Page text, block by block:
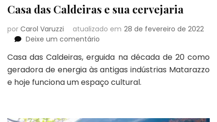
Casa das Caldeiras e sua cervejaria
por Carol Varuzzi atualizado em 28 de fevereiro de 2022
Deixe um comentário
das
Caldeiras
e
sua
Casa das Caldeiras, erguida na década de 20 como
geradora de energia às antigas indústrias Matarazzo
e hoje funciona um espaço cultural.